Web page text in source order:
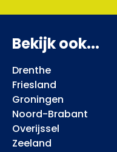
Bekijk ook...
Drenthe
Friesland
Groningen
Noord-Brabant
Overijssel
Zeeland